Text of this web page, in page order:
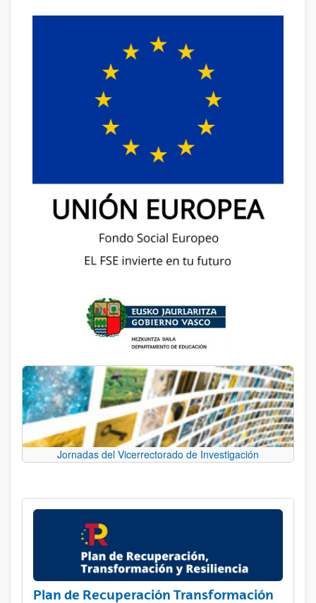
Jornadas del Vicerrectorado de Investigación
Plan de Recuperación Transformación